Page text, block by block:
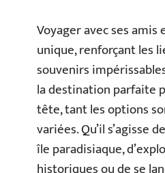
Voyager avec ses
unique, renforçant les
souvenirs
la destination parfaite
tête, tant les options
variées. Qu’il s’agisse
île paradisiaque,